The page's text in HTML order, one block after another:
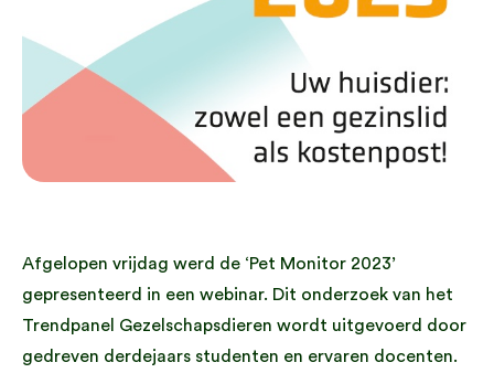
Afgelopen vrijdag werd de ‘Pet Monitor 2023’
gepresenteerd in een webinar. Dit onderzoek van het
Trendpanel Gezelschapsdieren wordt uitgevoerd door
gedreven derdejaars studenten en ervaren docenten.